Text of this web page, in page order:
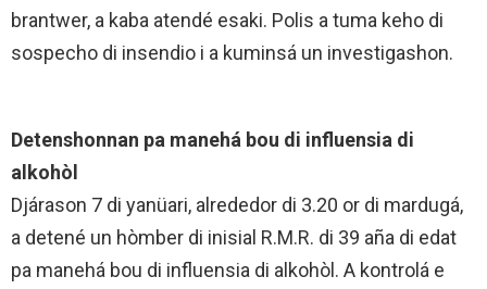
brantwer, a kaba atendé esaki. Polis a tuma keho di
sospecho di insendio i a kuminsá un investigashon.
Detenshonnan pa manehá bou di influensia di
alkohòl
Djárason 7 di yanüari, alrededor di 3.20 or di mardugá,
a detené un hòmber di inisial R.M.R. di 39 aña di edat
pa manehá bou di influensia di alkohòl. A kontrolá e